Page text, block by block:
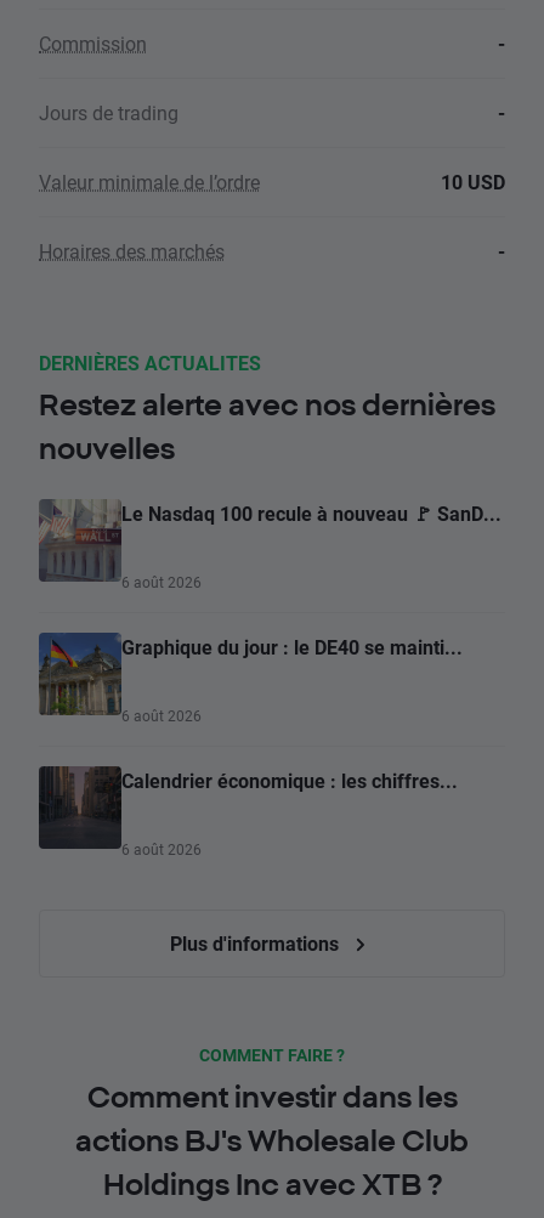
Commission -
Jours de trading -
Valeur minimale de l’ordre 10 USD
Horaires des marchés -
DERNIÈRES ACTUALITES
Restez alerte avec nos dernières
nouvelles
Le Nasdaq 100 recule à nouveau 🚩 SanD...
6 août 2026
Graphique du jour : le DE40 se mainti...
6 août 2026
Calendrier économique : les chiffres...
6 août 2026
Plus d'informations
COMMENT FAIRE ?
Comment investir dans les
actions BJ's Wholesale Club
Holdings Inc avec XTB ?